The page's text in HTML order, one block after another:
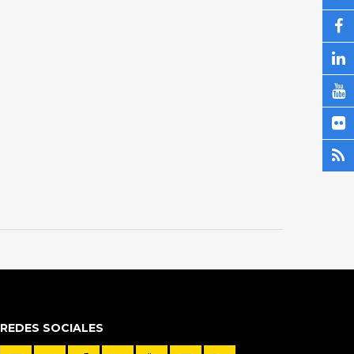
REDES SOCIALES